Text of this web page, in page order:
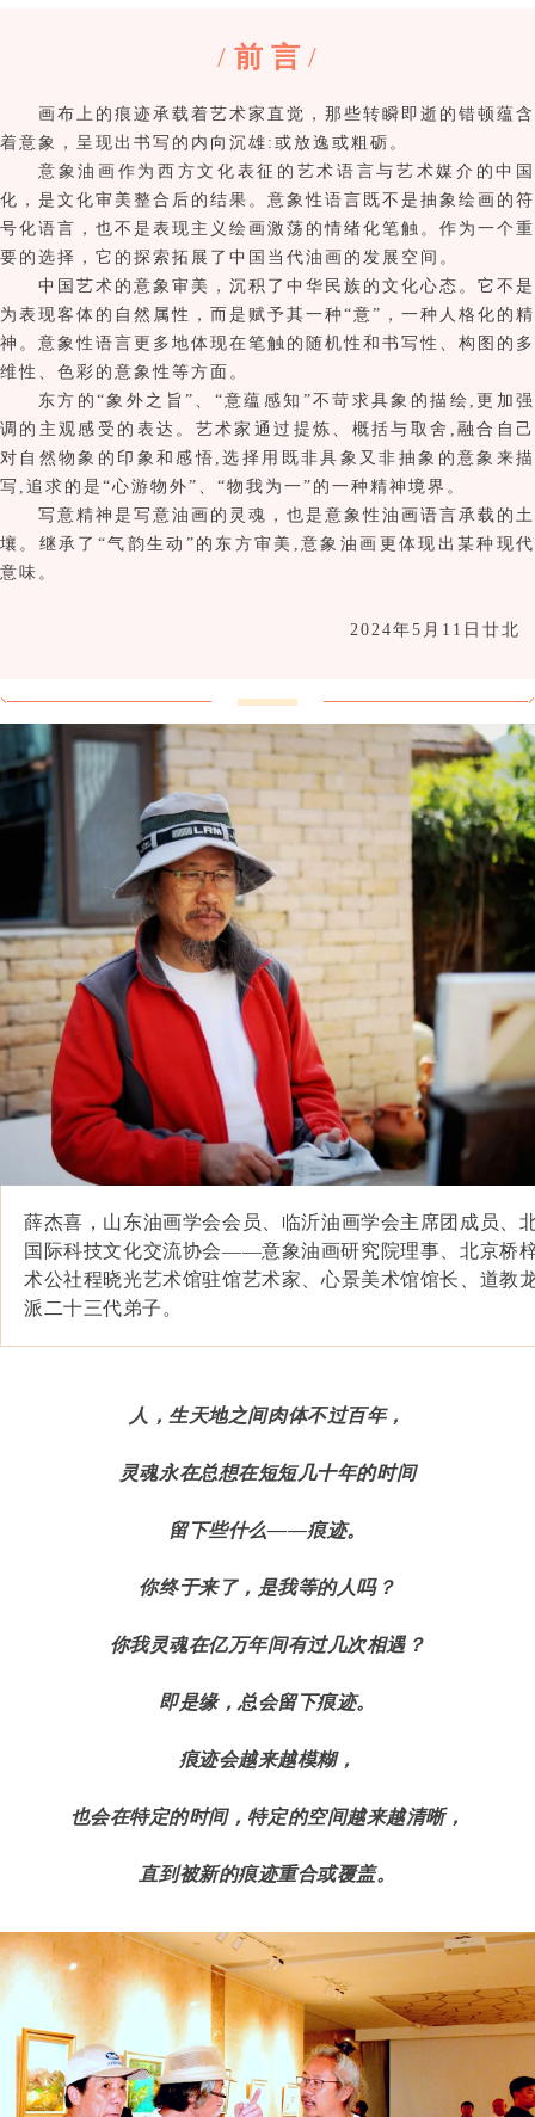
/前 言/
画布上的痕迹承载着艺术家直觉，那些转瞬即逝的错顿蕴含
着意象，呈现出书写的内向沉雄:或放逸或粗砺。
意象油画作为西方文化表征的艺术语言与艺术媒介的中国
化，是文化审美整合后的结果。意象性语言既不是抽象绘画的符
号化语言，也不是表现主义绘画激荡的情绪化笔触。作为一个重
要的选择，它的探索拓展了中国当代油画的发展空间。
中国艺术的意象审美，沉积了中华民族的文化心态。它不是
为表现客体的自然属性，而是赋予其一种“意”，一种人格化的精
神。意象性语言更多地体现在笔触的随机性和书写性、构图的多
维性、色彩的意象性等方面。
东方的“象外之旨”、“意蕴感知”不苛求具象的描绘,更加强
调的主观感受的表达。艺术家通过提炼、概括与取舍, 融合自己
对自然物象的印象和感悟,选择用既非具象又非抽象的意象来描
写,追求的是“心游物外”、“物我为一”的一种精神境界。
写意精神是写意油画的灵魂，也是意象性油画语言承载的土
壤。继承了“气韵生动”的东方审美,意象油画 更体现出某种现代
意味。
2024年5月11日廿北
薛杰喜，山东油画学会会员、临沂油画学会主席团成员、
国际科技文化交流协会——意象油画研究院理事、北京桥
术公社程晓光艺术馆驻馆艺术家、心景美术馆馆长、道教
派二十三代弟子。
人，生天地之间肉体不过百年，
灵魂永在总想在短短几十年的时间
留下些什么——痕迹。
你终于来了，是我等的人吗？
你我灵魂在亿万年间有过几次相遇？
即是缘，总会留下痕迹。
痕迹会越来越模糊，
也会在特定的时间，特定的空间越来越清晰，
直到被新的痕迹重合或覆盖。